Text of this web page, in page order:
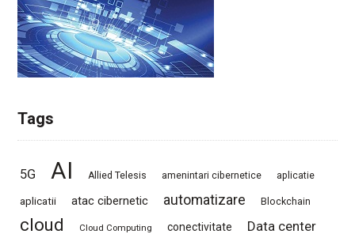
Tags
5G AI Allied Telesis amenintari cibernetice aplicatie
aplicatii atac cibernetic automatizare Blockchain
cloud Cloud Computing conectivitate Data center